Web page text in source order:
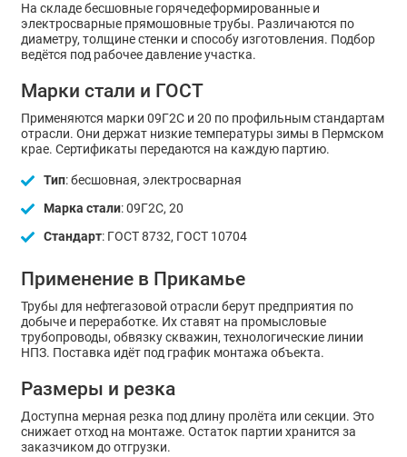
На складе бесшовные горячедеформированные и
электросварные прямошовные трубы. Различаются по
диаметру, толщине стенки и способу изготовления. Подбор
ведётся под рабочее давление участка.
Марки стали и ГОСТ
Применяются марки 09Г2С и 20 по профильным стандартам
отрасли. Они держат низкие температуры зимы в Пермском
крае. Сертификаты передаются на каждую партию.
Тип: бесшовная, электросварная
Марка стали: 09Г2С, 20
Стандарт: ГОСТ 8732, ГОСТ 10704
Применение в Прикамье
Трубы для нефтегазовой отрасли берут предприятия по
добыче и переработке. Их ставят на промысловые
трубопроводы, обвязку скважин, технологические линии
НПЗ. Поставка идёт под график монтажа объекта.
Размеры и резка
Доступна мерная резка под длину пролёта или секции. Это
снижает отход на монтаже. Остаток партии хранится за
заказчиком до отгрузки.